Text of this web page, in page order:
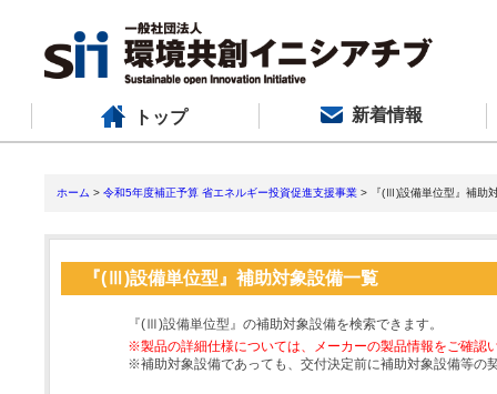
トップ 新着情報
ホーム > 令和5年度補正予算 省エネルギー投資促進支援事業 > 『(Ⅲ)設備単位型』補助
『(Ⅲ)設備単位型』補助対象設備一覧
『(Ⅲ)設備単位型』の補助対象設備を検索できます。
※製品の詳細仕様については、メーカーの製品情報をご確認
※補助対象設備であっても、交付決定前に補助対象設備等の